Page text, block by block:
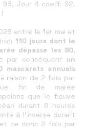
98, Jour 4 coeff. 92.
entre le 1er mai et
110 jours dont le
dépasse les 80,
par conséquent un
mascarets annuels
raison de 2 fois par
fin de marée
que le fleuve
durant 8 heures
à l'inverse durant
ce donc 2 fois par